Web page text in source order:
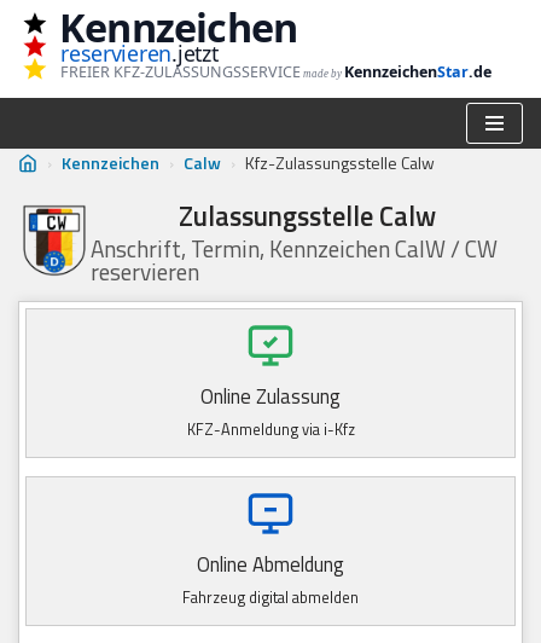
Zum
Inhalt
Kennzeichen
reservieren.jetzt
FREIER KFZ-ZULASSUNGSSERVICE made by KennzeichenStar.de
› Kennzeichen › Calw › Kfz-Zulassungsstelle Calw
Zulassungsstelle Calw
Anschrift, Termin, Kennzeichen CalW / CW
reservieren
Online Zulassung
KFZ-Anmeldung via i-Kfz
Online Abmeldung
Fahrzeug digital abmelden